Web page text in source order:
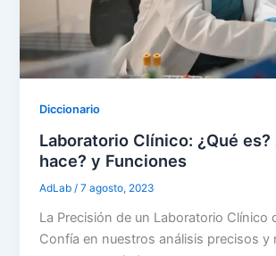
Diccionario
Laboratorio Clínico: ¿Qué es?
hace? y Funciones
AdLab/7 agosto, 2023
La Precisión de un Laboratorio Clínico
Confía en nuestros análisis precisos y